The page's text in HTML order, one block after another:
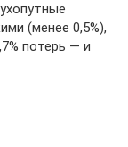
(менее 0,5%),
потерь — и